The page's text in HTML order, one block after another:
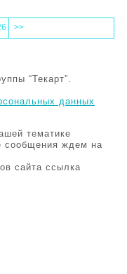
>>
“Текарт”.
данных
тематике
сообщения ждем на
сайта ссылка